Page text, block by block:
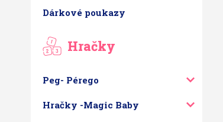
Dárkové poukazy
Hračky
Peg- Pérego
Hračky -Magic Baby